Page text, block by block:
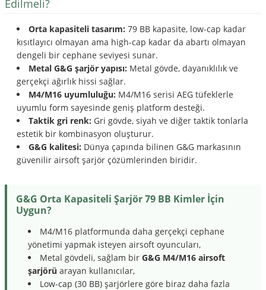
Edilmeli?
Orta kapasiteli tasarım: 79 BB kapasite, low-cap kadar
kısıtlayıcı olmayan ama high-cap kadar da abartı olmayan
dengeli bir cephane seviyesi sunar.
Metal G&G şarjör yapısı: Metal gövde, dayanıklılık ve
gerçekçi ağırlık hissi sağlar.
M4/M16 uyumluluğu: M4/M16 serisi AEG tüfeklerle
uyumlu form sayesinde geniş platform desteği.
Taktik gri renk: Gri gövde, siyah ve diğer taktik tonlarla
estetik bir kombinasyon oluşturur.
G&G kalitesi: Dünya çapında bilinen G&G markasının
güvenilir airsoft şarjör çözümlerinden biridir.
G&G Orta Kapasiteli Şarjör 79 BB Kimler İçin
Uygun?
M4/M16 platformunda daha gerçekçi cephane
yönetimi yapmak isteyen airsoft oyuncuları,
Metal gövdeli, sağlam bir G&G M4/M16 airsoft
şarjörü arayan kullanıcılar,
Low-cap (30 BB) şarjörlere göre biraz daha fazla